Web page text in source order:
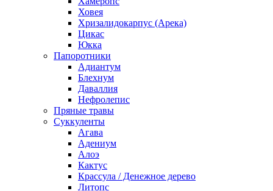
Ховея
Хризалидокарпус (Арека)
Цикас
Юкка
Папоротники
Адиантум
Блехнум
Даваллия
Нефролепис
Пряные травы
Суккуленты
Агава
Адениум
Алоэ
Кактус
Крассула / Денежное дерево
Литопс